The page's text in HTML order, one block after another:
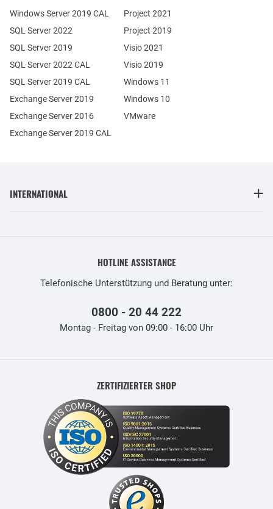
Exchange Server 2019
Exchange Server 2016
SQL Server 2022
SQL Server 2019
Windows Server 2019 CAL
SQL Server 2022 CAL
SQL Server 2019 CAL
Exchange Server 2019 CAL
Project 2021
Project 2019
Visio 2021
Visio 2019
Windows 11
Windows 10
VMware
INTERNATIONAL
HOTLINE ASSISTANCE
Telefonische Unterstützung und Beratung unter:
0800 - 20 44 222
Montag - Freitag von 09:00 - 16:00 Uhr
ZERTIFIZIERTER SHOP